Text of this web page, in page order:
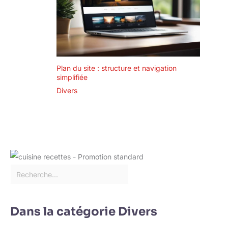
Plan du site : structure et navigation
simplifiée
Divers
Dans la catégorie Divers